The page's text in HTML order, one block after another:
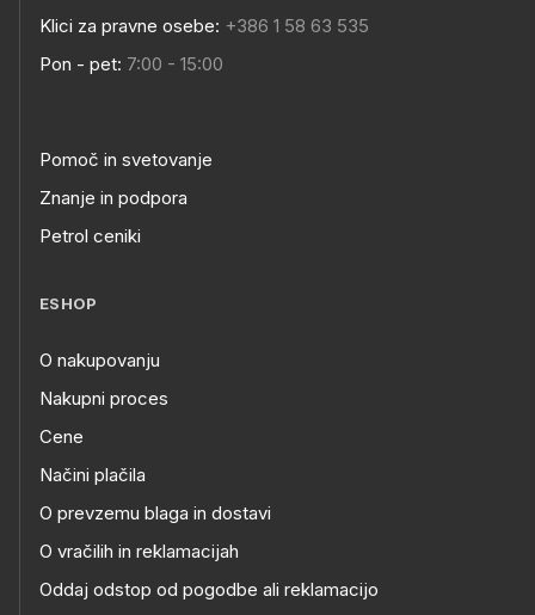
Klici za pravne osebe: +386 1 58 63 535
Pon - pet: 7:00 - 15:00
Pomoč in svetovanje
Znanje in podpora
Petrol ceniki
ESHOP
O nakupovanju
Nakupni proces
Cene
Načini plačila
O prevzemu blaga in dostavi
O vračilih in reklamacijah
Oddaj odstop od pogodbe ali reklamacijo